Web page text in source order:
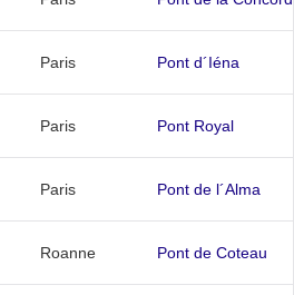
Paris Pont d´Iéna
Paris Pont Royal
Paris Pont de l´Alma
Roanne Pont de Coteau